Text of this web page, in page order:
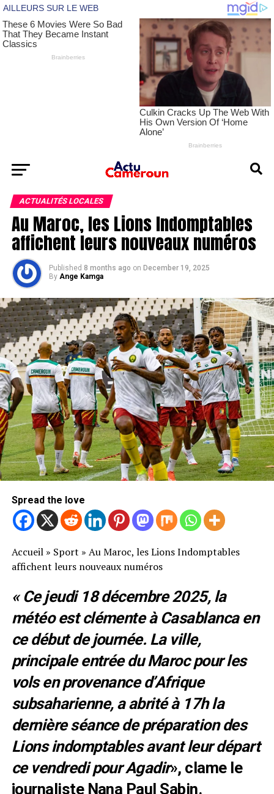
ACTUALITÉS LOCALES
Au Maroc, les Lions Indomptables
affichent leurs nouveaux numéros
Published 8 months ago on December 19, 2025
By Ange Kamga
Spread the love
Accueil» Sport » Au Maroc, les Lions Indomptables
affichent leurs nouveaux numéros
« Ce jeudi 18 décembre 2025, la
météo est clémente à Casablanca en
ce début de journée. La ville,
principale entrée du Maroc pour les
vols en provenance d’Afrique
subsaharienne, a abrité à 17h la
dernière séance de préparation des
Lions indomptables avant leur départ
ce vendredi pour Agadir», clame le
journaliste Nana Paul Sabin.